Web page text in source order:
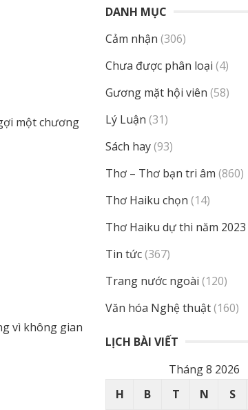
một chương
vì không gian
DANH MỤC
Cảm nhận (306)
Chưa được phân loại (4)
Gương mặt hội viên (58)
Lý Luận (31)
Sách hay(93)
Thơ – Thơ bạn tri âm (860)
Thơ Haiku chọn (14)
Thơ Haiku dự thi năm 2023
Tin tức(367)
Trang nước ngoài (120)
Văn hóa Nghệ thuật(160)
LỊCH BÀI VIẾT
Tháng 8 2026
H
B T N S